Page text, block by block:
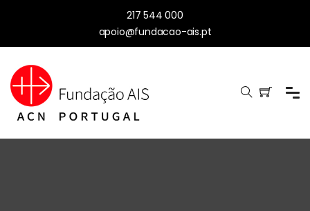
217 544 000
apoio@fundacao-ais.pt